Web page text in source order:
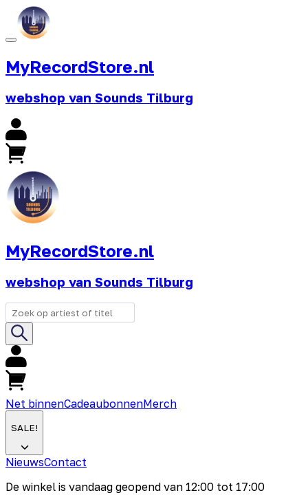
MyRecordStore.nl
webshop van Sounds Tilburg
MyRecordStore.nl
webshop van Sounds Tilburg
Net binnenCadeaubonnenMerch
SALE!
NieuwsContact
De winkel is vandaag geopend van 12:00 tot 17:00